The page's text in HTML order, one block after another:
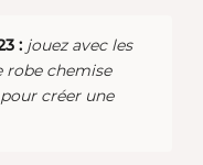
: jouez avec les
chemise
créer une